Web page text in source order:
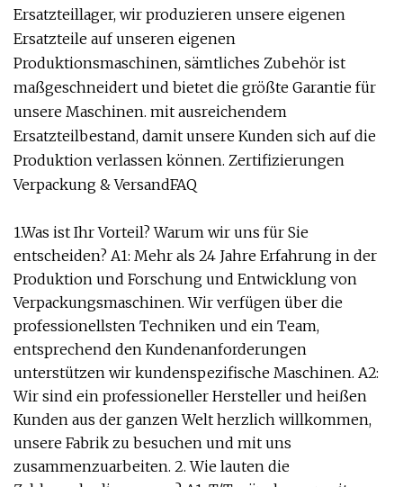
Ersatzteillager, wir produzieren unsere eigenen
Ersatzteile auf unseren eigenen
Produktionsmaschinen, sämtliches Zubehör ist
maßgeschneidert und bietet die größte Garantie für
unsere Maschinen. mit ausreichendem
Ersatzteilbestand, damit unsere Kunden sich auf die
Produktion verlassen können. Zertifizierungen
Verpackung & VersandFAQ
1.Was ist Ihr Vorteil? Warum wir uns für Sie
entscheiden? A1: Mehr als 24 Jahre Erfahrung in der
Produktion und Forschung und Entwicklung von
Verpackungsmaschinen. Wir verfügen über die
professionellsten Techniken und ein Team,
entsprechend den Kundenanforderungen
unterstützen wir kundenspezifische Maschinen. A2:
Wir sind ein professioneller Hersteller und heißen
Kunden aus der ganzen Welt herzlich willkommen,
unsere Fabrik zu besuchen und mit uns
zusammenzuarbeiten. 2. Wie lauten die